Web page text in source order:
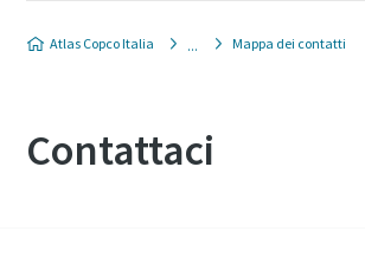
Atlas Copco Italia Mappa dei contatti
Contattaci